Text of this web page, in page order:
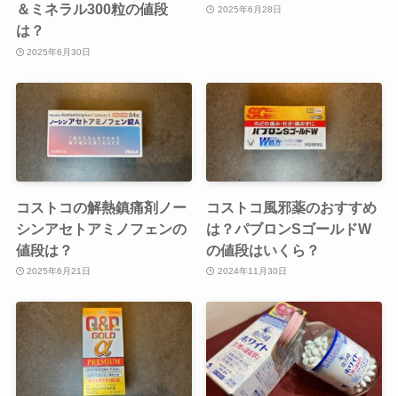
＆ミネラル300粒の値段
は？
2025年6月30日
2025年6月28日
コストコの解熱鎮痛剤ノー
シンアセトアミノフェンの
値段は？
2025年6月21日
コストコ風邪薬のおすすめ
は？パブロンSゴールドW
の値段はいくら？
2024年11月30日